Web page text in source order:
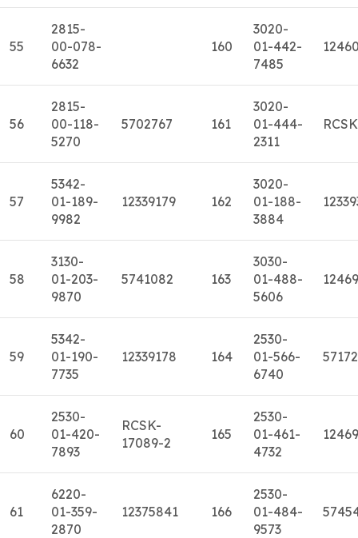
55
2815-
00-078-
6632
160
3020-
01-442-
7485
56
2815-
00-118-
5270
5702767 161
3020-
01-444-
2311
57
5342-
01-189-
9982
12339179 162
3020-
01-188-
3884
58
3130-
01-203-
9870
5741082 163
3030-
01-488-
5606
59
5342-
01-190-
7735
12339178 164
2530-
01-566-
6740
60
2530-
01-420-
7893
RCSK-
17089-2
165
2530-
01-461-
4732
61
6220-
01-359-
2870
12375841 166
2530-
01-484-
9573